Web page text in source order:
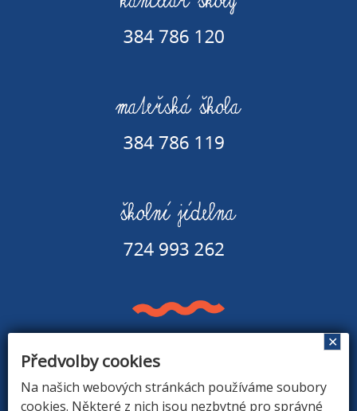
Základní škola a Mateřská škola v Rapšachu
378 07 Rapšach 290
GPS souřadnice: 48.8779183N, 14.9374494E
Předvolby cookies
Na našich webových stránkách používáme soubory
cookies. Některé z nich jsou nezbytné pro správné
✕